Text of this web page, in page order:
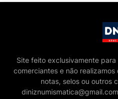
Site feito exclusivamente
comerciantes e não
notas, selos ou outros